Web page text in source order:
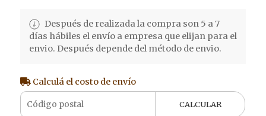
Después de realizada la compra son 5 a 7
días hábiles el envío a empresa que elijan para el
envio. Después depende del método de envio.
Calculá el costo de envío
CALCULAR